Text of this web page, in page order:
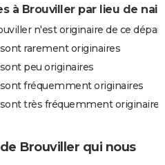
à Brouviller par lieu de
n'est originaire de ce
rarement originaires
peu originaires
fréquemment originaires
très fréquemment originaires
Brouviller qui nous